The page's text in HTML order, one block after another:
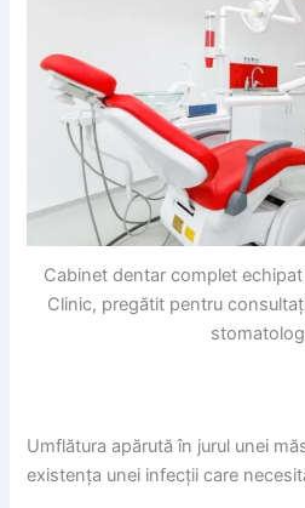
Cabinet dentar complet
Clinic, pregătit pentru
Umflătura apărută în jurul unei
existența unei infecții care